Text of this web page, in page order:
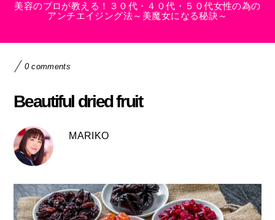
美容のプロが教える！３０代・４０代・５０代女性の為の
アンチエイジング法～美魔女になる秘訣～
0 comments
Beautiful dried fruit
MARIKO